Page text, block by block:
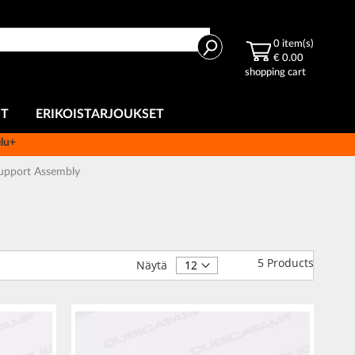
Haku 0 item(s)
€ 0.00
shopping cart
ERIKOISTARJOUKSET
Assembly
5 Products
Näytä